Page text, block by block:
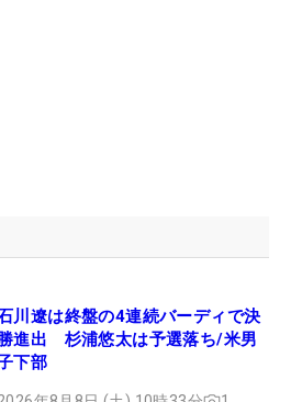
川遼は終盤の4連続バーディで決
進出 杉浦悠太は予選落ち/米男
下部